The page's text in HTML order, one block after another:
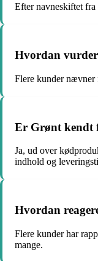
Efter navneskiftet
Hvordan
Flere kunder nævner
Er Grønt kendt
Ja, ud over
indhold og
Hvordan
Flere kunder har
mange.